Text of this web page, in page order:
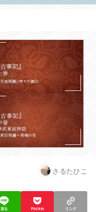
さるたひこ
送る Pocket リンク